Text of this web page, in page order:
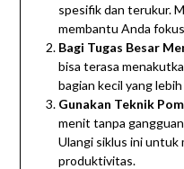
spesifik dan terukur.
membantu Anda
Bagi Tugas Besar
bisa terasa
bagian kecil yang
Gunakan Teknik
menit tanpa
Ulangi siklus ini untuk
produktivitas.